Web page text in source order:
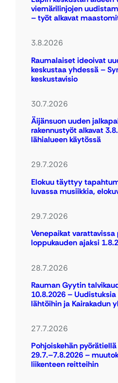
viemärilinjojen
– työt alkavat
3.8.2026
Raumalaiset ideoivat
keskustaa yhdessä –
keskustavisio
30.7.2026
Äijänsuon uuden
rakennustyöt alkavat
lähialueen käytössä
29.7.2026
Elokuu täyttyy
luvassa musiikkia,
29.7.2026
Venepaikat
loppukauden ajaksi
28.7.2026
Rauman Gyytin
10.8.2026 –
lähtöihin ja Kairakadun
27.7.2026
Pohjoiskehän
29.7.–7.8.2026 –
liikenteen reitteihin